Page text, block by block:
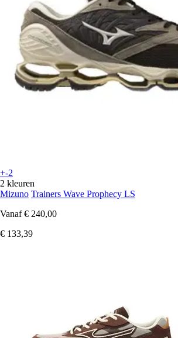
+-2
2 kleuren
Mizuno Trainers Wave Prophecy LS
Vanaf € 240,00
€ 133,39